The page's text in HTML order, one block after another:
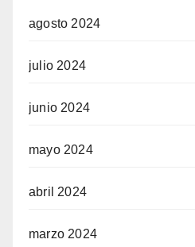
agosto 2024
julio 2024
junio 2024
mayo 2024
abril 2024
marzo 2024